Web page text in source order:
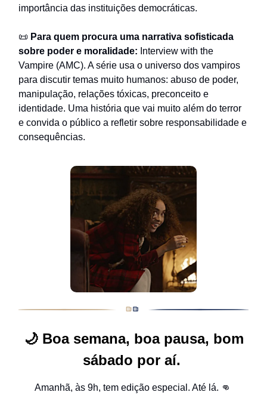
importância das instituições democráticas.
📜 Para quem procura uma narrativa sofisticada
sobre poder e moralidade: Interview with the
Vampire (AMC). A série usa o universo dos vampiros
para discutir temas muito humanos: abuso de poder,
manipulação, relações tóxicas, preconceito e
identidade. Uma história que vai muito além do terror
e convida o público a refletir sobre responsabilidade e
consequências.
🌙Boa semana, boa pausa, bom
sábado por aí.
Amanhã, às 9h, tem edição especial. Até lá. 👊